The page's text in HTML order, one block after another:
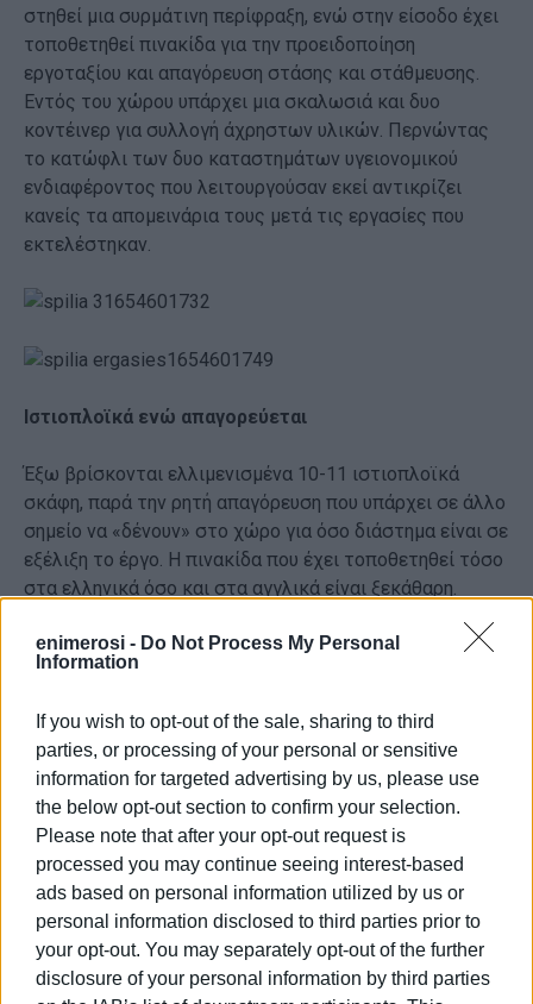
enimerosi - Do Not Process My Personal
Information
If you wish to opt-out of the sale, sharing to third
parties, or processing of your personal or sensitive
information for targeted advertising by us, please use
the below opt-out section to confirm your selection.
Please note that after your opt-out request is
processed you may continue seeing interest-based
ads based on personal information utilized by us or
personal information disclosed to third parties prior to
your opt-out. You may separately opt-out of the further
disclosure of your personal information by third parties
στηθεί μια συρμάτινη περίφραξη, ενώ στην είσοδο έχει
τοποθετηθεί πινακίδα για την προειδοποίηση
εργοταξίου και απαγόρευση στάσης και στάθμευσης.
Εντός του χώρου υπάρχει μια σκαλωσιά και δυο
κοντέινερ για συλλογή άχρηστων υλικών. Περνώντας
το κατώφλι των δυο καταστημάτων υγειονομικού
ενδιαφέροντος που λειτουργούσαν εκεί αντικρίζει
κανείς τα απομεινάρια τους μετά τις εργασίες που
εκτελέστηκαν.
Ιστιοπλοϊκά ενώ απαγορεύεται
Έξω βρίσκονται ελλιμενισμένα 10-11 ιστιοπλοϊκά
σκάφη, παρά την ρητή απαγόρευση που υπάρχει σε άλλο
σημείο να «δένουν» στο χώρο για όσο διάστημα είναι σε
εξέλιξη το έργο. Η πινακίδα που έχει τοποθετηθεί τόσο
στα ελληνικά όσο και στα αγγλικά είναι ξεκάθαρη.
«Προσοχή! Απαγορεύεται ο ελλιμενισμός. Η παράβαση
τιμωρείται με πρόστιμο αυθαίρετου ελλιμενισμού.
Οργανισμός Λιμένος Κέρκυρα Α.Ε».
Ωστόσο σύμφωνα με το Λιμεναρχείο Κέρκυρας παρά
τους ελέγχους που γίνονται και την επιβολή προστίμων
δεν φαίνεται να υπάρχει συμμόρφωση. «Για όσο
διάστημα διαρκεί το έργο απαγορεύεται ο ελλιμενισμός
των σκαφών. Το λιμεναρχείο Κέρκυρας προβαίνει
στους σχετικούς ελέγχους», τόνισε στην «Ε» ο
διευθύνων σύμβουλος του ΟΛΚΕ Σπύρος Ζερβόπουλος.